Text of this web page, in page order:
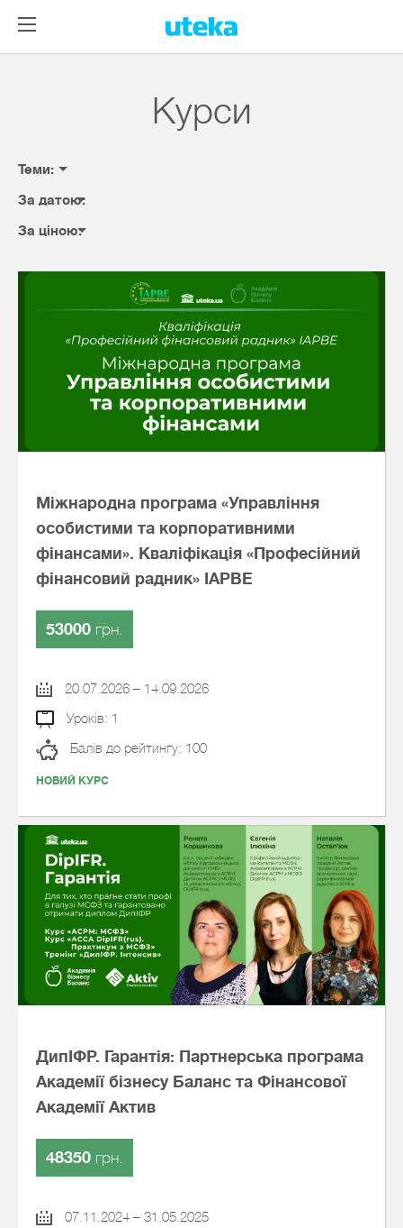
Курси
Теми:
За датою:
За ціною:
Міжнародна програма «Управління
особистими та корпоративними
фінансами». Кваліфікація «Професійний
фінансовий радник» IAPBE
53000 грн.
20.07.2026 – 14.09.2026
Уроків: 1
Балів до рейтингу: 100
НОВИЙ КУРС
ДипІФР. Гарантія: Партнерська програма
Академії бізнесу Баланс та Фінансової
Академії Актив
48350 грн.
07.11.2024 – 31.05.2025